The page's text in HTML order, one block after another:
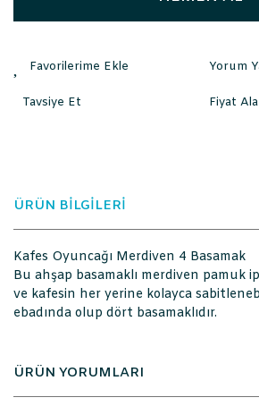
Yorum
Tavsiye Et Fiyat
ÜRÜN BİLGİLERİ
Kafes Oyuncağı Merdiven 4 Basamak
Bu ahşap basamaklı merdiven pamuk
ve kafesin her yerine kolayca
ebadında olup dört basamaklıdır.
ÜRÜN YORUMLARI